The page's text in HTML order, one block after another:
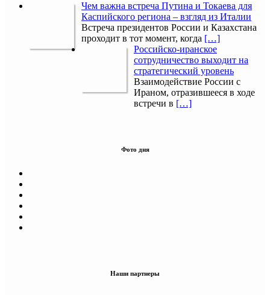
Чем важна встреча Путина и Токаева для
Каспийского региона – взгляд из Италии
Встреча президентов России и Казахстана
проходит в тот момент, когда […]
Российско-иранское
сотрудничество выходит на
стратегический уровень
Взаимодействие России с
Ираном, отразившееся в ходе
встречи в […]
Фото дня
Наши партнеры